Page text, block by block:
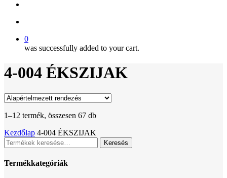
0
was successfully added to your cart.
4-004 ÉKSZIJAK
1–12 termék, összesen 67 db
Kezdőlap 4-004 ÉKSZIJAK
Keresés
a
következőre:
Keresés
Termékkategóriák